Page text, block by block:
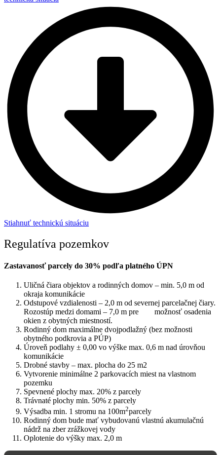
Stiahnuť technickú situáciu
Regulatíva pozemkov
Zastavanosť parcely do 30% podľa platného ÚPN
Uličná čiara objektov a rodinných domov – min. 5,0 m od
okraja komunikácie
Odstupové vzdialenosti – 2,0 m od severnej parcelačnej čiary.
Rozostúp medzi domami – 7,0 m pre možnosť osadenia
okien z obytných miestností.
Rodinný dom maximálne dvojpodlažný (bez možnosti
obytného podkrovia a PÚP)
Úroveň podlahy ± 0,00 vo výške max. 0,6 m nad úrovňou
komunikácie
Drobné stavby – max. plocha do 25 m2
Vytvorenie minimálne 2 parkovacích miest na vlastnom
pozemku
Spevnené plochy max. 20% z parcely
Trávnaté plochy min. 50% z parcely
Výsadba min. 1 stromu na 100m2parcely
Rodinný dom bude mať vybudovanú vlastnú akumulačnú
nádrž na zber zrážkovej vody
Oplotenie do výšky max. 2,0 m